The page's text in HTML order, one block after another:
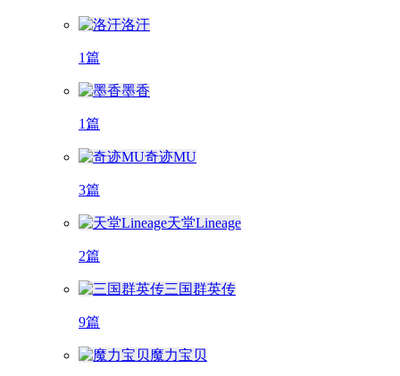
洛汗
1篇
墨香
1篇
奇迹MU
3篇
天堂Lineage
2篇
三国群英传
9篇
魔力宝贝